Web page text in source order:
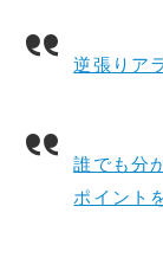
逆張りア
誰でも分
ポイント